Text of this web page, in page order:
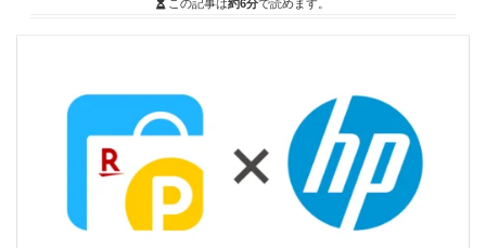
この記事は約6分で読めます。